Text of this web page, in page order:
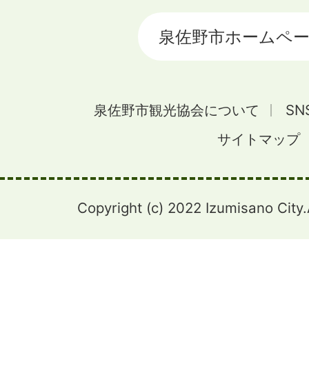
泉佐野市ホームペ
泉佐野市観光協会について
サイトマップ
Copyright (c) 2022 Izumisano